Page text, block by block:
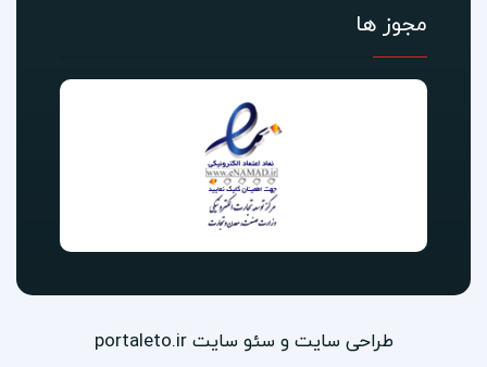
مجوز ها
طراحی سایت و سئو سایت portaleto.ir